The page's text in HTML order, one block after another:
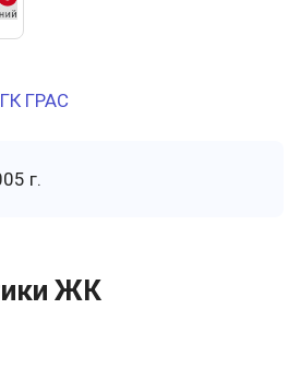
ГК ГРАС
г.
ЖК